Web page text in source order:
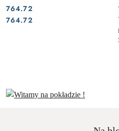
Cena:
764.72
Cena:
764.72